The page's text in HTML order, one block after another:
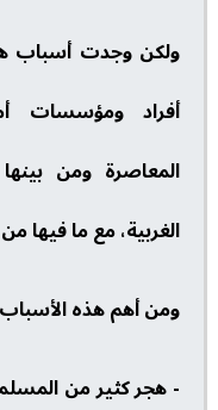
ولكن وجدت أسباب
أفراد ومؤسسات
المعاصرة ومن بينها
الغربية، مع ما فيها
ومن أهم هذه
- هجر كثير من